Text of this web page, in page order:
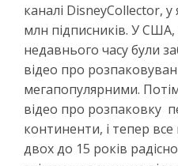
каналі DisneyCollector, у
млн підписників. У
недавнього часу були
відео про
мегапопулярними.
відео про розпаковку
континенти, і тепер все
двох до 15 років